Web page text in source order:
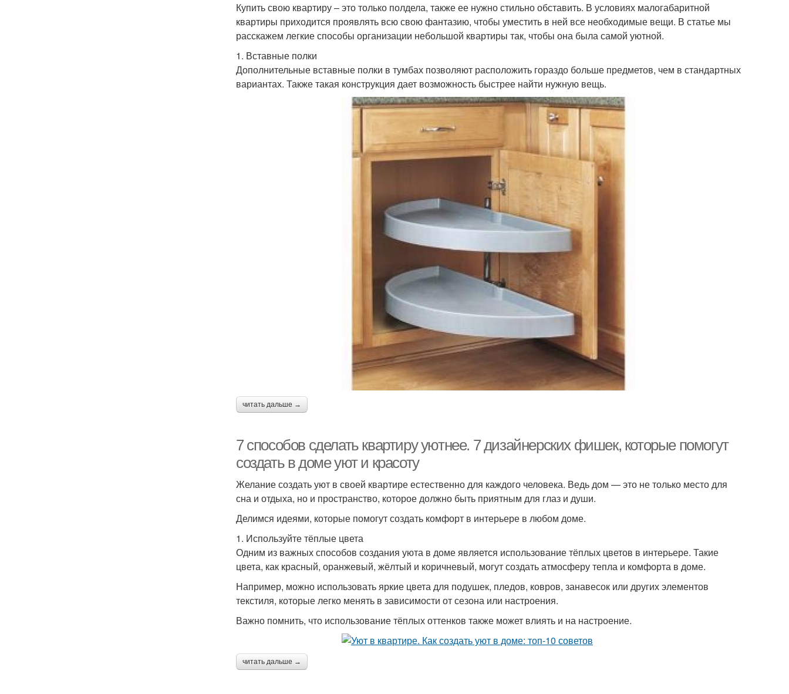
Купить свою квартиру – это только полдела, также ее нужно стильно обставить. В условиях малогабаритной
квартиры приходится проявлять всю свою фантазию, чтобы уместить в ней все необходимые вещи. В статье мы
расскажем легкие способы организации небольшой квартиры так, чтобы она была самой уютной.
1. Вставные полки
Дополнительные вставные полки в тумбах позволяют расположить гораздо больше предметов, чем в стандартных
вариантах. Также такая конструкция дает возможность быстрее найти нужную вещь.
читать дальше →
7 способов сделать квартиру уютнее. 7 дизайнерских фишек, которые помогут
создать в доме уют и красоту
Желание создать уют в своей квартире естественно для каждого человека. Ведь дом — это не только место для
сна и отдыха, но и пространство, которое должно быть приятным для глаз и души.
Делимся идеями, которые помогут создать комфорт в интерьере в любом доме.
1. Используйте тёплые цвета
Одним из важных способов создания уюта в доме является использование тёплых цветов в интерьере. Такие
цвета, как красный, оранжевый, жёлтый и коричневый, могут создать атмосферу тепла и комфорта в доме.
Например, можно использовать яркие цвета для подушек, пледов, ковров, занавесок или других элементов
текстиля, которые легко менять в зависимости от сезона или настроения.
Важно помнить, что использование тёплых оттенков также может влиять и на настроение.
читать дальше →